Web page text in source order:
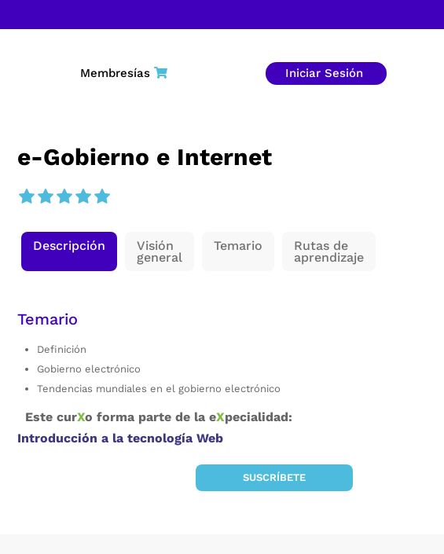
Membresías Iniciar Sesión
e-Gobierno e Internet
Descripción Visión
general
Temario Rutas de
aprendizaje
Temario
Definición
Gobierno electrónico
Tendencias mundiales en el gobierno electrónico
Este curXo forma parte de la eXpecialidad:
Introducción a la tecnología Web
SUSCRÍBETE